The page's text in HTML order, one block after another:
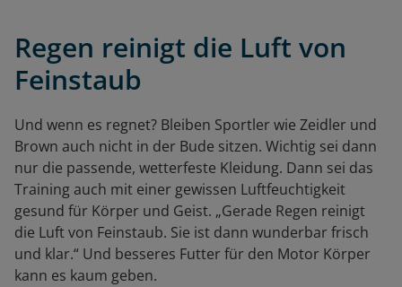
Regen reinigt die Luft von
Feinstaub
Und wenn es regnet? Bleiben Sportler wie Zeidler und
Brown auch nicht in der Bude sitzen. Wichtig sei dann
nur die passende, wetterfeste Kleidung. Dann sei das
Training auch mit einer gewissen Luftfeuchtigkeit
gesund für Körper und Geist. „Gerade Regen reinigt
die Luft von Feinstaub. Sie ist dann wunderbar frisch
und klar.“ Und besseres Futter für den Motor Körper
kann es kaum geben.